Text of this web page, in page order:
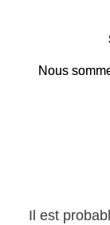
Nous
Il est